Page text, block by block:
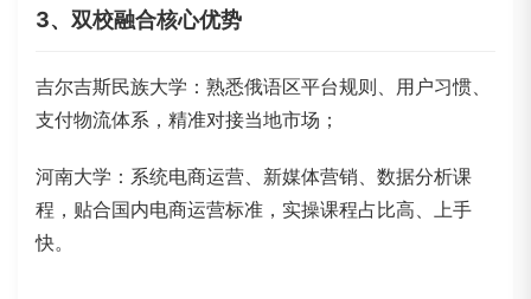
3、双校融合核心优势
吉尔吉斯民族大学 ：熟悉俄语区平台规则、用户习惯、
支付物流体系，精准对接当地市场；
河南大学：系统电商运营、新媒体营销、数据分析课
程，贴合国内电商运营标准，实操课程占比高、上手
快。